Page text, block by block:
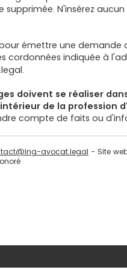
supprimée. N'insérez
émettre une
cordonnées indiquée à
.
doivent se réaliser
de la profession
compte de faits ou
avocat.legal - Site